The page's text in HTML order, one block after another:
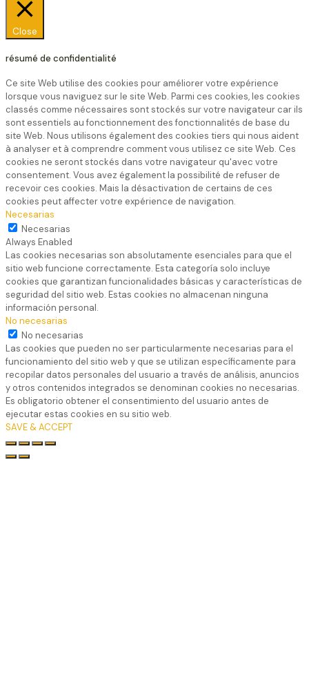
Close
résumé de confidentialité
Ce site Web utilise des cookies pour améliorer votre expérience
lorsque vous naviguez sur le site Web. Parmi ces cookies, les cookies
classés comme nécessaires sont stockés sur votre navigateur car ils
sont essentiels au fonctionnement des fonctionnalités de base du
site Web. Nous utilisons également des cookies tiers qui nous aident
à analyser et à comprendre comment vous utilisez ce site Web. Ces
cookies ne seront stockés dans votre navigateur qu'avec votre
consentement. Vous avez également la possibilité de refuser de
recevoir ces cookies. Mais la désactivation de certains de ces
cookies peut affecter votre expérience de navigation.
Necesarias
Necesarias
Always Enabled
Las cookies necesarias son absolutamente esenciales para que el
sitio web funcione correctamente. Esta categoría solo incluye
cookies que garantizan funcionalidades básicas y características de
seguridad del sitio web. Estas cookies no almacenan ninguna
información personal.
No necesarias
No necesarias
Las cookies que pueden no ser particularmente necesarias para el
funcionamiento del sitio web y que se utilizan específicamente para
recopilar datos personales del usuario a través de análisis, anuncios
y otros contenidos integrados se denominan cookies no necesarias.
Es obligatorio obtener el consentimiento del usuario antes de
ejecutar estas cookies en su sitio web.
SAVE & ACCEPT